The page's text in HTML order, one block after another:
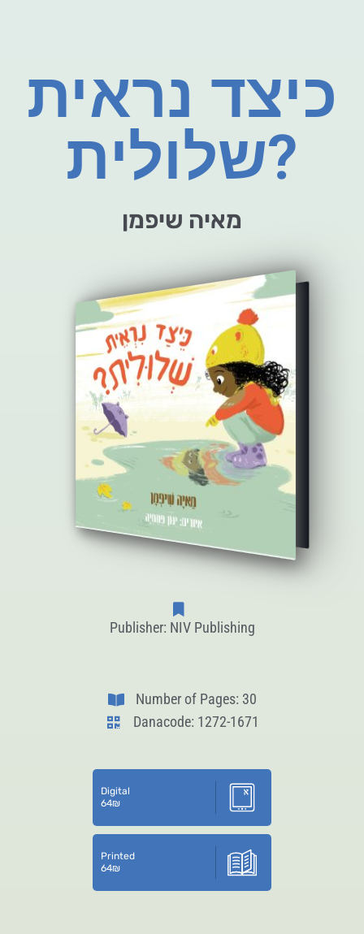
כיצד נראית
שלולית?
מאיה שיפמן
Publisher: NIV Publishing
Number of Pages: 30
Danacode: 1272-1671
Digital
64₪
Printed
64₪